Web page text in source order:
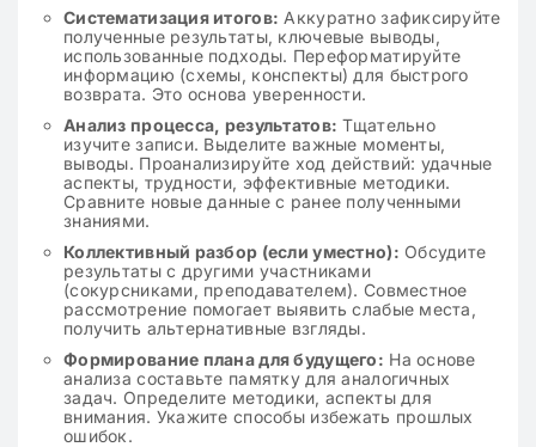
Систематизация итогов: Аккуратно зафиксируйте
полученные результаты, ключевые выводы,
использованные подходы. Переформатируйте
информацию (схемы, конспекты) для быстрого
возврата. Это основа уверенности.
Анализ процесса, результатов: Тщательно
изучите записи. Выделите важные моменты,
выводы. Проанализируйте ход действий: удачные
аспекты, трудности, эффективные методики.
Сравните новые данные с ранее полученными
знаниями.
Коллективный разбор (если уместно): Обсудите
результаты с другими участниками
(сокурсниками, преподавателем). Совместное
рассмотрение помогает выявить слабые места,
получить альтернативные взгляды.
Формирование плана для будущего: На основе
анализа составьте памятку для аналогичных
задач. Определите методики, аспекты для
внимания. Укажите способы избежать прошлых
ошибок.